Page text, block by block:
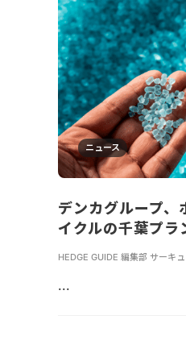
ニュース
デンカグループ、
イクルの千葉プラ
HEDGE GUIDE 編集部 サーキ
...